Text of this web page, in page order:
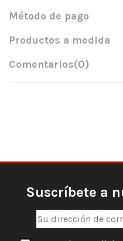
Método de pago
Productos a medida
Comentarios(0)
Suscríbete a